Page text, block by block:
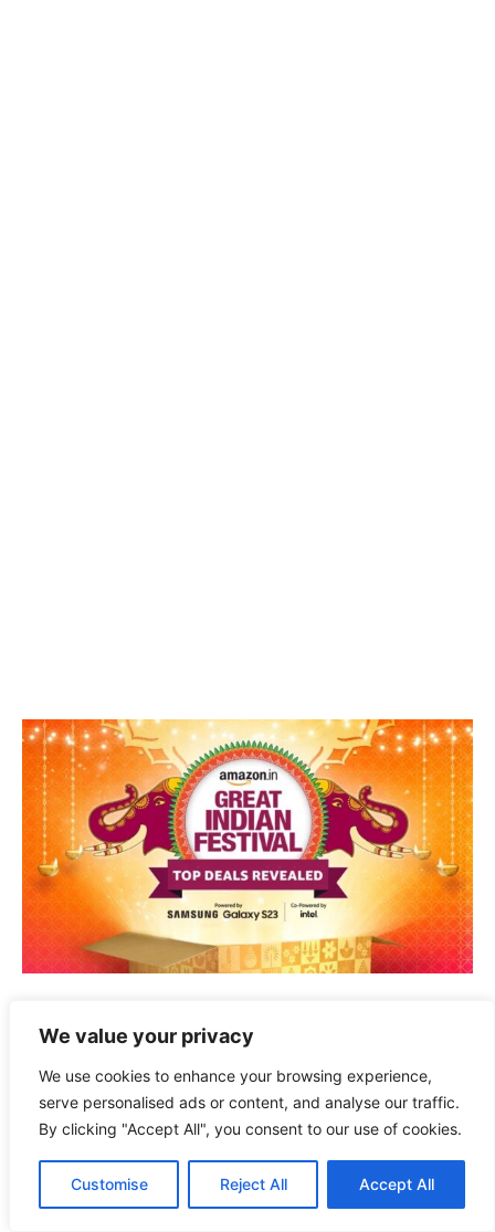
We value your privacy
We use cookies to enhance your browsing experience,
serve personalised ads or content, and analyse our traffic.
By clicking "Accept All", you consent to our use of cookies.
Customise Reject All Accept All